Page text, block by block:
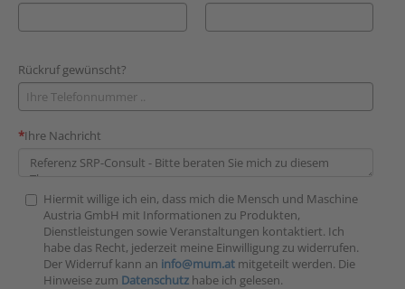
Rückruf gewünscht?
Ihre Nachricht
Hiermit willige ich ein, dass mich die Mensch und Maschine
Austria GmbH mit Informationen zu Produkten,
Dienstleistungen sowie Veranstaltungen kontaktiert. Ich
habe das Recht, jederzeit meine Einwilligung zu widerrufen.
Der Widerruf kann an info@mum.at mitgeteilt werden. Die
Hinweise zum Datenschutz habe ich gelesen.